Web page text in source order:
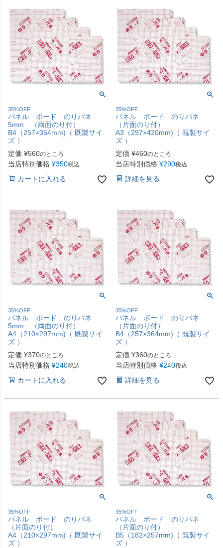
35%OFF
パネル ボード のりパネ
5mm （両面のり付）
B4（257×364mm)（ 既製サイ
ズ ）
定価 ¥560のところ
当店特別価格 ¥350税込
カートに入れる
35%OFF
パネル ボード のりパネ
（片面のり付）
A3（297×420mm)（ 既製サイ
ズ ）
定価 ¥460のところ
当店特別価格 ¥290税込
詳細を見る
35%OFF
パネル ボード のりパネ
5mm （両面のり付）
A4（210×297mm)（ 既製サイ
ズ ）
定価 ¥370のところ
当店特別価格 ¥240税込
カートに入れる
35%OFF
パネル ボード のりパネ
（片面のり付）
B4（257×364mm)（ 既製サイ
ズ ）
定価 ¥360のところ
当店特別価格 ¥240税込
詳細を見る
35%OFF
パネル ボード のりパネ
（片面のり付）
A4（210×297mm)（ 既製サイ
ズ ）
35%OFF
パネル ボード のりパネ
（片面のり付）
B5（182×257mm)（ 既製サイ
ズ ）